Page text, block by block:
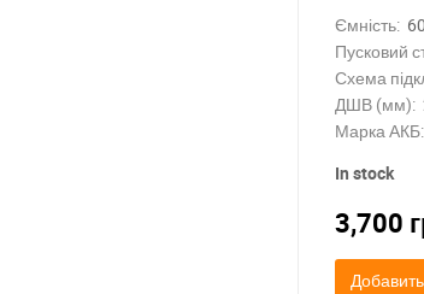
Ємність: 60
Пусковий
Схема
ДШВ (мм):
Марка АКБ:
In stock
3,700